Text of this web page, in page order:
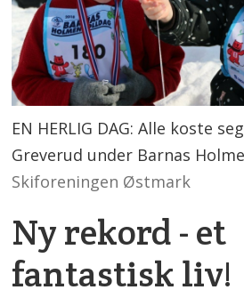
EN HERLIG DAG: Alle koste
Greverud under Barnas
Skiforeningen Østmark
Ny rekord - et
fantastisk liv!